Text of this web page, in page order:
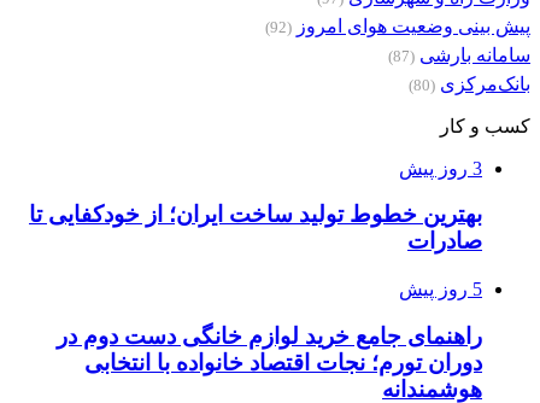
پیش بینی وضعیت هوای امروز (92)
سامانه بارشی (87)
بانک‌مرکزی (80)
کسب و کار
3 روز پیش
بهترین خطوط تولید ساخت ایران؛ از خودکفایی تا
صادرات
5 روز پیش
راهنمای جامع خرید لوازم خانگی دست دوم در
دوران تورم؛ نجات اقتصاد خانواده با انتخابی
هوشمندانه